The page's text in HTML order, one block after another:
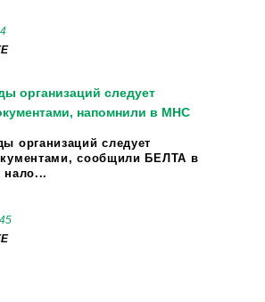
организаций следует
напомнили в МНС
организаций следует
сообщили БЕЛТА в
нало...